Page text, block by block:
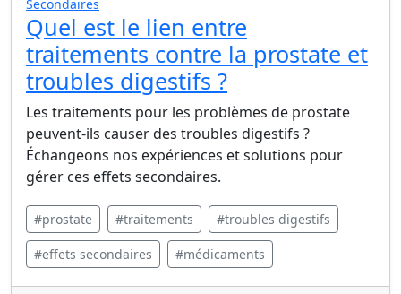
Secondaires
Quel est le lien entre
traitements contre la prostate et
troubles digestifs ?
Les traitements pour les problèmes de prostate
peuvent-ils causer des troubles digestifs ?
Échangeons nos expériences et solutions pour
gérer ces effets secondaires.
#prostate #traitements #troubles digestifs
#effets secondaires #médicaments